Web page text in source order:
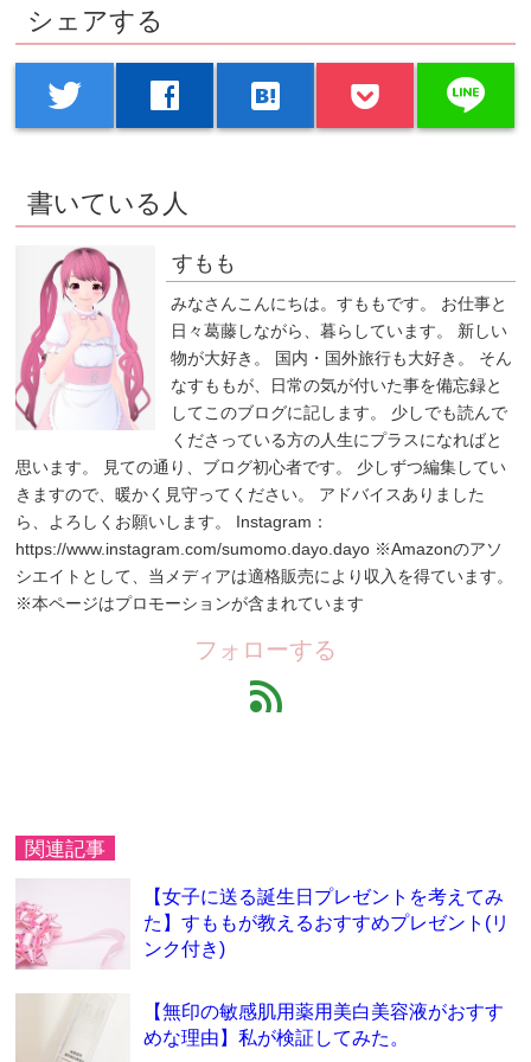
シェアする
twitter facebook hatenabookmark line
書いている人
すもも
みなさんこんにちは。すももです。 お仕事と
日々葛藤しながら、暮らしています。 新しい
物が大好き。 国内・国外旅行も大好き。 そん
なすももが、日常の気が付いた事を備忘録と
してこのブログに記します。 少しでも読んで
くださっている方の人生にプラスになればと
思います。 見ての通り、ブログ初心者です。 少しずつ編集してい
きますので、暖かく見守ってください。 アドバイスありました
ら、よろしくお願いします。 Instagram：
https://www.instagram.com/sumomo.dayo.dayo ※Amazonのアソ
シエイトとして、当メディアは適格販売により収入を得ています。
※本ページはプロモーションが含まれています
フォローする
feed
関連記事
【女子に送る誕生日プレゼントを考えてみ
た】すももが教えるおすすめプレゼント(リ
ンク付き)
【無印の敏感肌用薬用美白美容液がおすす
めな理由】私が検証してみた。